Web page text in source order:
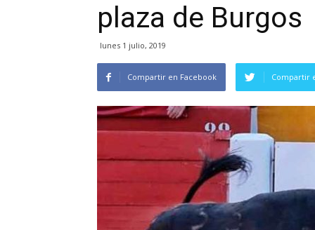
plaza de Burgos
lunes 1 julio, 2019
Compartir en Facebook Compartir